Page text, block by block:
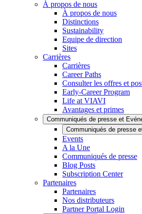
À propos de nous
À propos de nous
Distinctions
Sustainability
Equipe de direction
Sites
Carrières
Carrières
Career Paths
Consulter les offres et
Early-Career Program
Life at VIAVI
Avantages et primes
Communiqués de presse et
Communiqués de presse
Events
A la Une
Communiqués de presse
Blog Posts
Subscription Center
Partenaires
Partenaires
Nos distributeurs
Partner Portal Login